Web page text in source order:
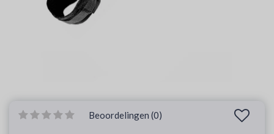
Beoordelingen (0)